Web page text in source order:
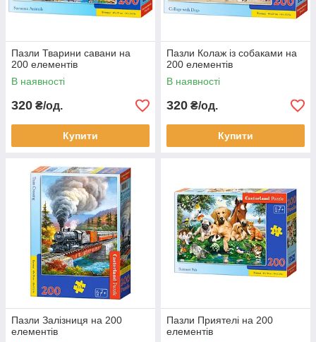
Пазли Тварини савани на
200 елементів
В наявності
320 ₴/од.
Купити
Пазли Колаж із собаками на
200 елементів
В наявності
320 ₴/од.
Купити
Пазли Залізниця на 200
елементів
Пазли Приятелі на 200
елементів